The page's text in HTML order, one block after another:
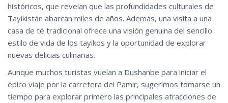
históricos, que revelan que las profundidades culturales de
Tayikistán abarcan miles de años. Además, una visita a una
casa de té tradicional ofrece una visión genuina del sencillo
estilo de vida de los tayikos y la oportunidad de explorar
nuevas delicias culinarias.
Aunque muchos turistas vuelan a Dushanbe para iniciar el
épico viaje por la carretera del Pamir, sugerimos tomarse un
tiempo para explorar primero las principales atracciones de